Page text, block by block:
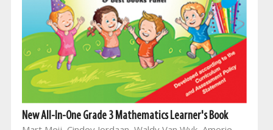
New All-In-One Grade 3 Mathematics Learner's Book